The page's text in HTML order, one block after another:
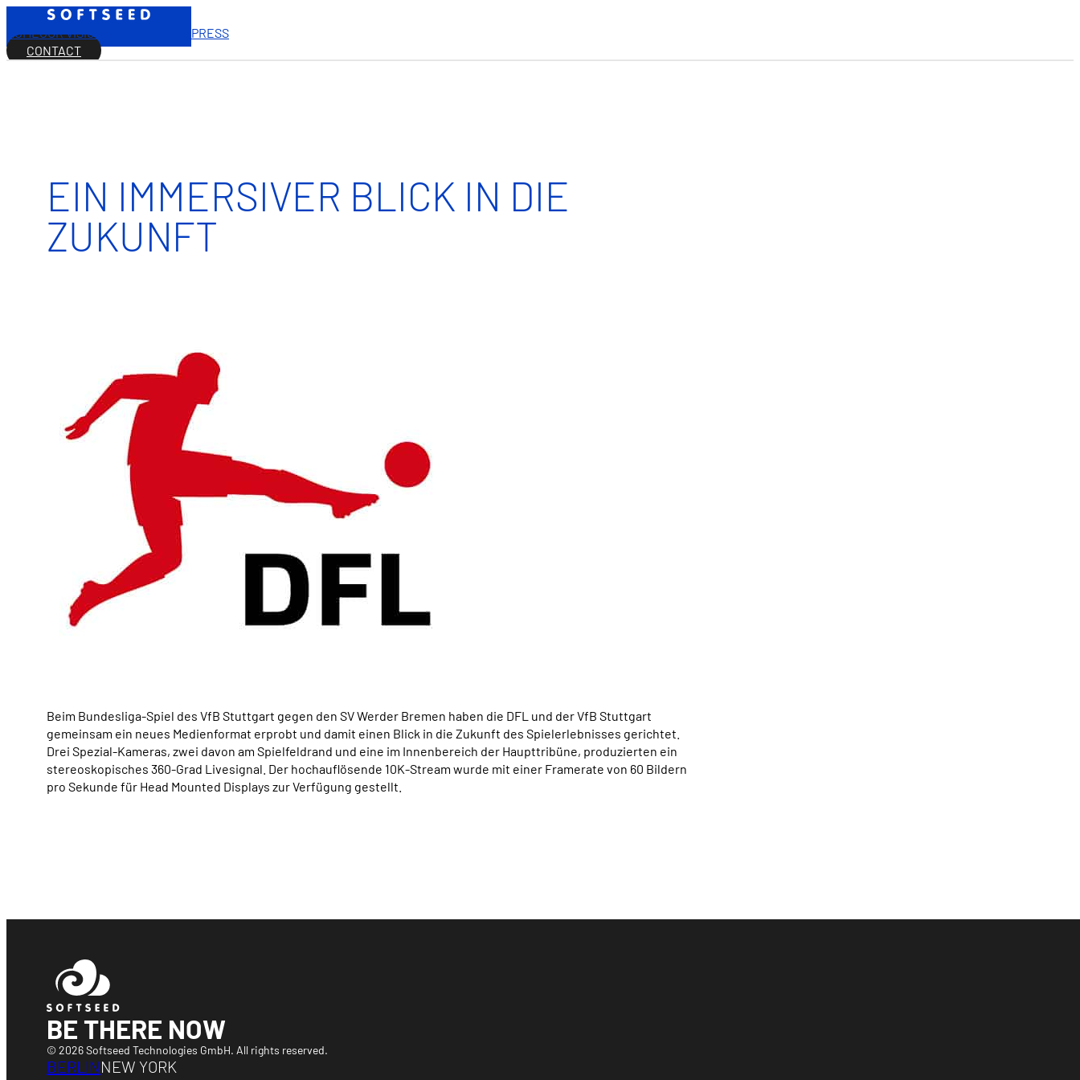
HOMEOUR VISION
PRESS
CONTACT
EIN IMMERSIVER BLICK IN DIE
ZUKUNFT
Beim Bundesliga-Spiel des VfB Stuttgart gegen den SV Werder Bremen haben die DFL und der VfB Stuttgart
gemeinsam ein neues Medienformat erprobt und damit einen Blick in die Zukunft des Spielerlebnisses gerichtet.
Drei Spezial-Kameras, zwei davon am Spielfeldrand und eine im Innenbereich der Haupttribüne, produzierten ein
stereoskopisches 360-Grad Livesignal. Der hochauflösende 10K-Stream wurde mit einer Framerate von 60 Bildern
pro Sekunde für Head Mounted Displays zur Verfügung gestellt.
BE THERE NOW
© 2026 Softseed Technologies GmbH. All rights reserved.
BERLINNEW YORK